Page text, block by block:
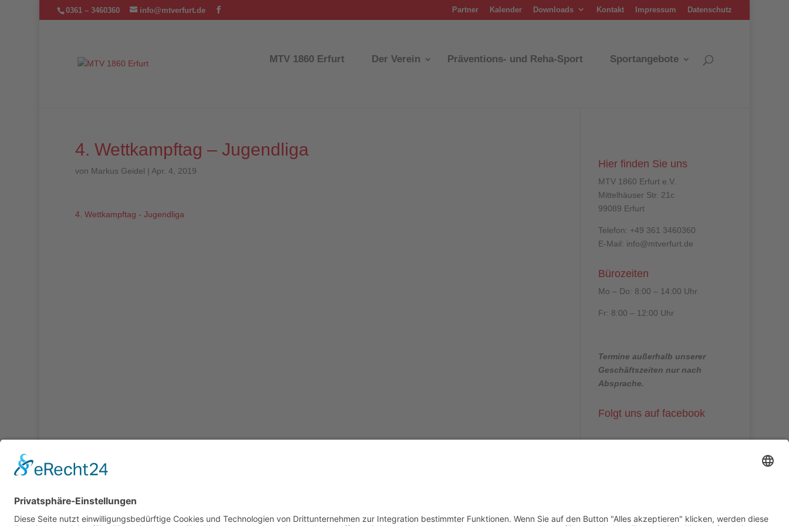
0361 – 3460360 info@mtverfurt.de Partner Kalender Downloads Kontakt Impressum Datenschutz
MTV 1860 Erfurt Der Verein Präventions- und Reha-Sport Sportangebote
4. Wettkampftag – Jugendliga
von Markus Geidel | Apr. 4, 2019
4. Wettkampftag - Jugendliga
Hier finden Sie uns
MTV 1860 Erfurt e.V.
Mittelhäuser Str. 21c
99089 Erfurt
Telefon: +49 361 3460360
E-Mail: info@mtverfurt.de
Bürozeiten
Mo – Do: 8:00 – 14:00 Uhr
Fr: 8:00 – 12:00 Uhr
Termine außerhalb unserer
Geschäftszeiten nur nach
Absprache.
Folgt uns auf facebook